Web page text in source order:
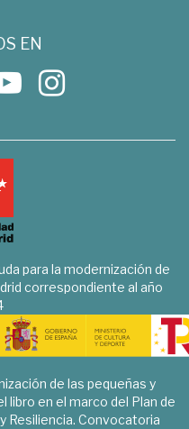
EN
para la modernización de
correspondiente al año
de las pequeñas y
en el marco del Plan de
Resiliencia. Convocatoria